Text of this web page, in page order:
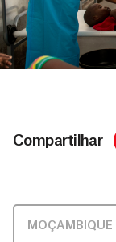
Compartilhar
MOÇAMBIQUE